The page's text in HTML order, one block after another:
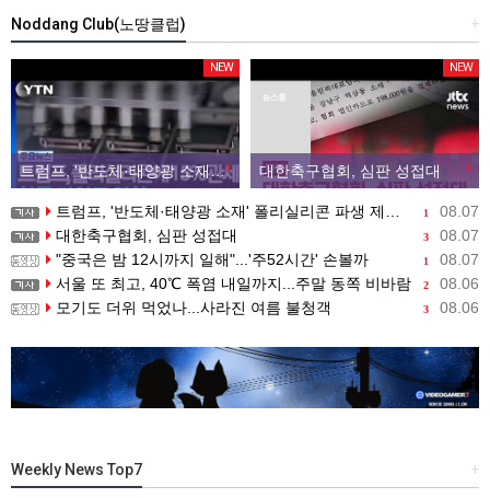
+
Noddang Club(노땅클럽)
NEW
1
트럼프, '반도체·태양광 소재' 폴리실리콘 파생 제품에 15% 관세...한국 기업도 영향
NEW
3
대한축구협회, 심판 성접대
1 08.07
트럼프, '반도체·태양광 소재' 폴리실리콘 파생 제품에 15% 관세...한국 기업도 영향
3 08.07
대한축구협회, 심판 성접대
1 08.07
"중국은 밤 12시까지 일해"...'주52시간' 손볼까
2 08.06
서울 또 최고, 40℃ 폭염 내일까지...주말 동쪽 비바람
3 08.06
모기도 더위 먹었나...사라진 여름 불청객
+
Weekly News Top7